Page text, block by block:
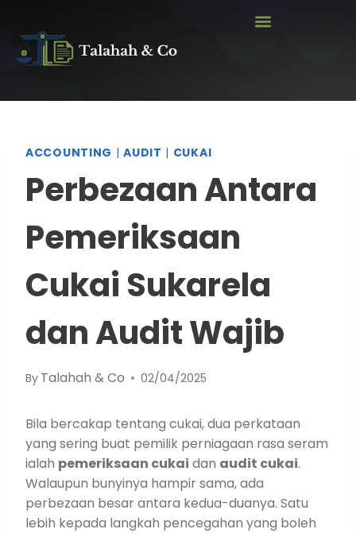
ACCOUNTING |AUDIT | CUKAI
Perbezaan Antara
Pemeriksaan
Cukai Sukarela
dan Audit Wajib
By Talahah & Co 02/04/2025
Bila bercakap tentang cukai, dua perkataan
yang sering buat pemilik perniagaan rasa seram
ialah pemeriksaan cukai dan audit cukai.
Walaupun bunyinya hampir sama, ada
perbezaan besar antara kedua-duanya. Satu
lebih kepada langkah pencegahan yang boleh